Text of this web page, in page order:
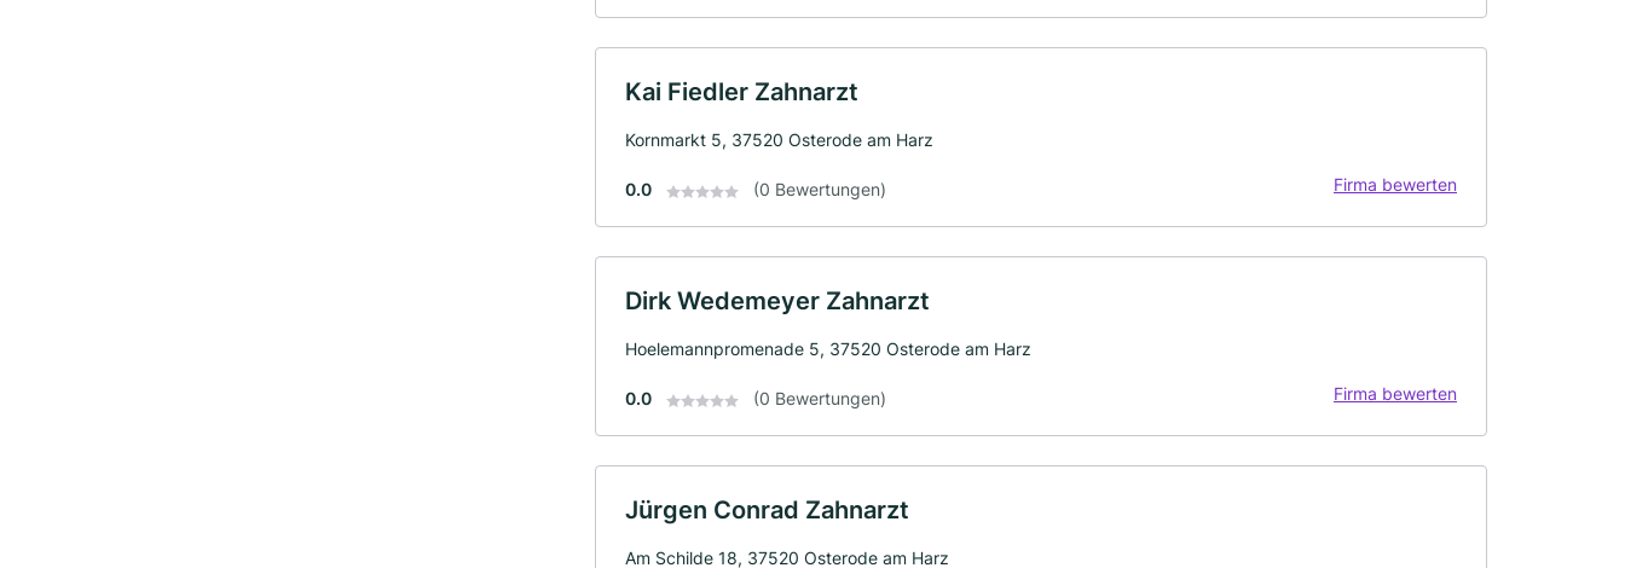
Kai Fiedler Zahnarzt
Kornmarkt 5, 37520 Osterode am Harz
0.0 (0 Bewertungen) Firma bewerten
Dirk Wedemeyer Zahnarzt
Hoelemannpromenade 5, 37520 Osterode am Harz
0.0 (0 Bewertungen) Firma bewerten
Jürgen Conrad Zahnarzt
Am Schilde 18, 37520 Osterode am Harz